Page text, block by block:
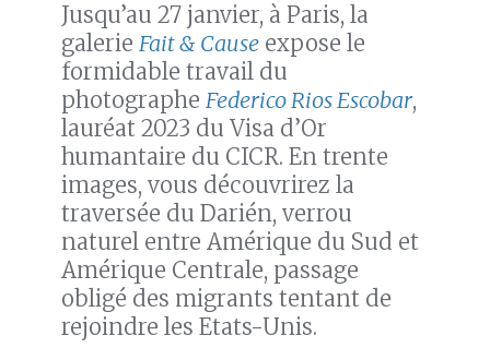
Jusqu’au 27 janvier, à Paris, la
galerie Fait & Cause expose le
formidable travail du
photographe Federico Rios Escobar,
lauréat 2023 du Visa d’Or
humantaire du CICR. En trente
images, vous découvrirez la
traversée du Darién, verrou
naturel entre Amérique du Sud et
Amérique Centrale, passage
obligé des migrants tentant de
rejoindre les Etats-Unis.